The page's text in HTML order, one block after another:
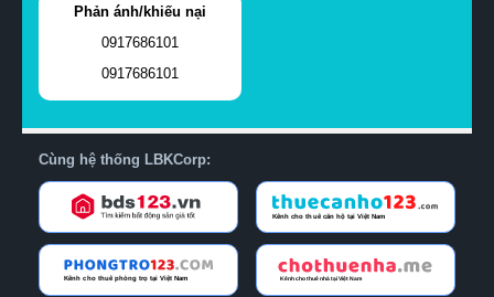
Phản ánh/khiếu nại
0917686101
0917686101
Cùng hệ thống LBKCorp: